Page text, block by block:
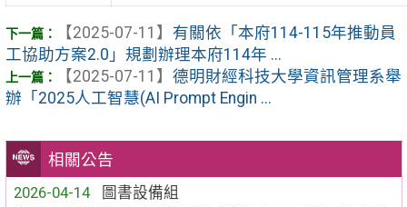
相關公告
2026-04-14
圖書設備組
【2025-07-11】 有關依「本府114-115年推動員
工協助方案2.0」規劃辦理本府114年 ...
【2025-07-11】 德明財經科技大學資訊管理系舉
辦「2025人工智慧(AI Prompt Engin ...